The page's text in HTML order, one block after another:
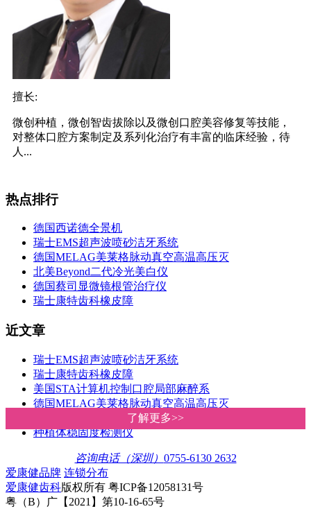
了解更多>>
了解更多>>
擅长:
微创种植，微创智齿拔除以及微创口腔美容修复等技能，
对整体口腔方案制定及系列化治疗有丰富的临床经验，待
人...
热点排行
德国西诺德全景机
瑞士EMS超声波喷砂洁牙系统
德国MELAG美莱格脉动真空高温高压灭
北美Beyond二代冷光美白仪
德国蔡司显微镜根管治疗仪
瑞士康特齿科橡皮障
近文章
瑞士EMS超声波喷砂洁牙系统
瑞士康特齿科橡皮障
美国STA计算机控制口腔局部麻醉系
德国MELAG美莱格脉动真空高温高压灭
德国蔡司显微镜根管治疗仪
种植体稳固度检测仪
咨询电话（深圳） 0755-6130 2632
爱康健品牌 连锁分布
爱康健齿科版权所有 粤ICP备12058131号
粤（B）广【2021】第10-16-65号